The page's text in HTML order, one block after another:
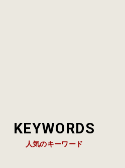
KEYWORDS
人気のキーワード